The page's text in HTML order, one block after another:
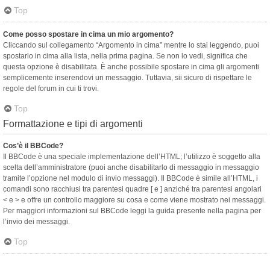
Top
Come posso spostare in cima un mio argomento?
Cliccando sul collegamento “Argomento in cima” mentre lo stai leggendo, puoi
spostarlo in cima alla lista, nella prima pagina. Se non lo vedi, significa che
questa opzione è disabilitata. È anche possibile spostare in cima gli argomenti
semplicemente inserendovi un messaggio. Tuttavia, sii sicuro di rispettare le
regole del forum in cui ti trovi.
Top
Formattazione e tipi di argomenti
Cos’è il BBCode?
Il BBCode è una speciale implementazione dell’HTML; l’utilizzo è soggetto alla
scelta dell’amministratore (puoi anche disabilitarlo di messaggio in messaggio
tramite l’opzione nel modulo di invio messaggi). Il BBCode è simile all’HTML, i
comandi sono racchiusi tra parentesi quadre [ e ] anziché tra parentesi angolari
< e > e offre un controllo maggiore su cosa e come viene mostrato nei messaggi.
Per maggiori informazioni sul BBCode leggi la guida presente nella pagina per
l’invio dei messaggi.
Top